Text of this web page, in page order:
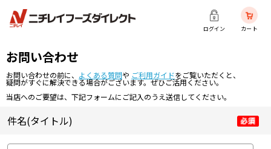
ログイン カート
お問い合わせ
お問い合わせの前に、 よくある質問や ご利用ガイドをご覧いただくと、
疑問がすぐに解決できる場合がございます。ぜひご活用ください。
当店へのご要望は、下記フォームにご記入のうえ送信してください。
件名(タイトル)